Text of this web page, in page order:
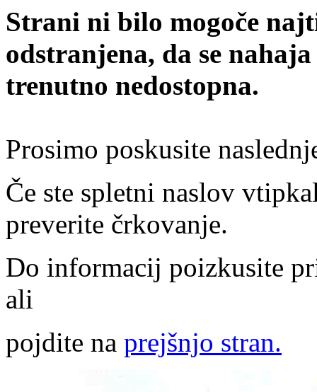
Strani ni bilo mogoče
odstranjena, da se
trenutno nedostopna.
Prosimo poskusite
Če ste spletni naslov
preverite črkovanje.
Do informacij poizkusite
ali
pojdite na prejšnjo stran.